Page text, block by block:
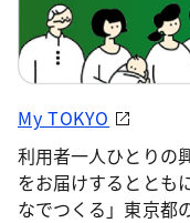
My TOKYO
利用者一人ひとりの
をお届けするととも
なでつくる」東京都